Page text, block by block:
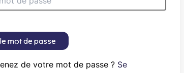
mot de passe
de votre mot de passe ? Se